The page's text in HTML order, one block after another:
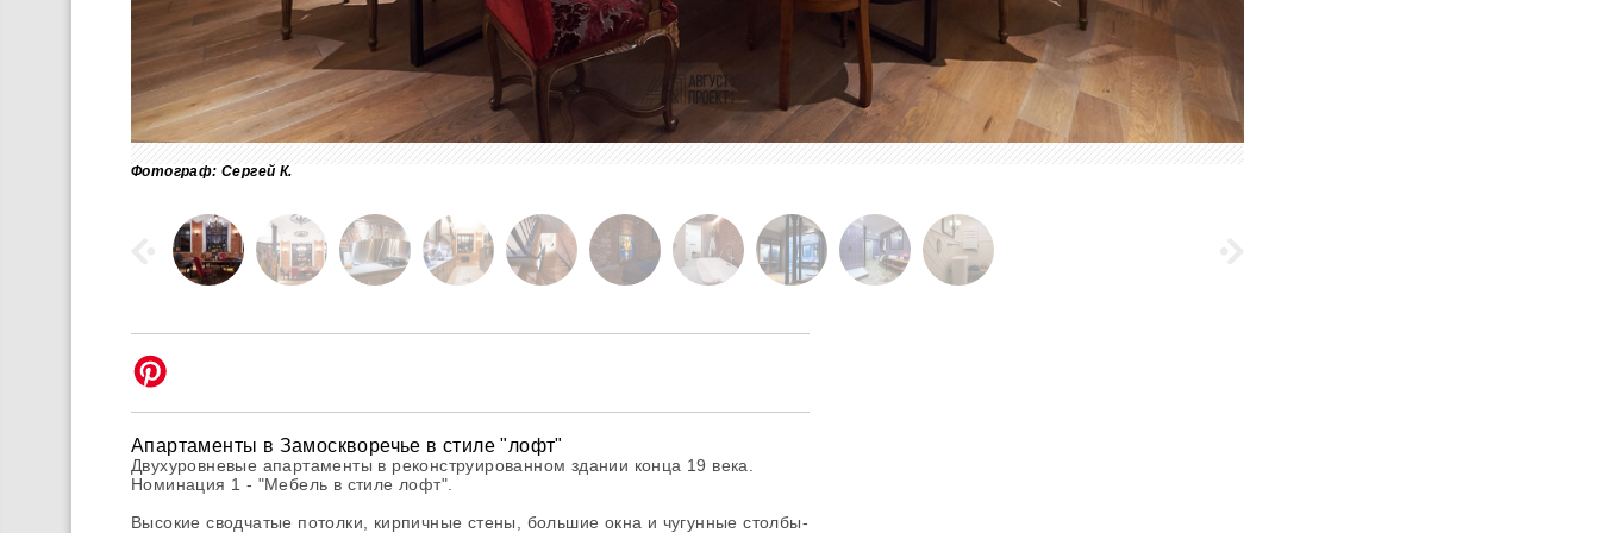
Фотограф: Сергей К.
Апартаменты в Замоскворечье в стиле "лофт"
Двухуровневые апартаменты в реконструированном здании конца 19 века.
Номинация 1 - "Мебель в стиле лофт".
Высокие сводчатые потолки, кирпичные стены, большие окна и чугунные столбы-